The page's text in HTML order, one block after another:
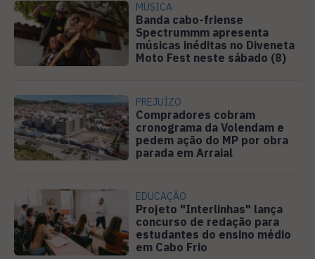
MÚSICA
Banda cabo-friense
Spectrummm apresenta
músicas inéditas no Diveneta
Moto Fest neste sábado (8)
PREJUÍZO
Compradores cobram
cronograma da Volendam e
pedem ação do MP por obra
parada em Arraial
EDUCAÇÃO
Projeto "Interlinhas" lança
concurso de redação para
estudantes do ensino médio
em Cabo Frio